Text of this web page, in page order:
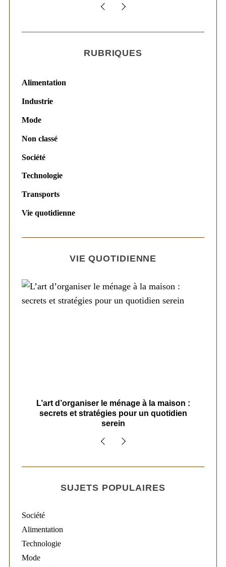
RUBRIQUES
Alimentation
Industrie
Mode
Non classé
Société
Technologie
Transports
Vie quotidienne
VIE QUOTIDIENNE
L’art d’organiser le ménage à la maison :
secrets et stratégies pour un quotidien
serein
SUJETS POPULAIRES
Société
Alimentation
Technologie
Mode